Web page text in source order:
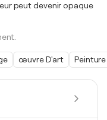
peut devenir opaque
œuvre D'art Peinture